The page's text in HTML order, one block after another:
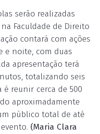
serão realizadas
Faculdade de Direito
contará com ações
e noite, com duas
apresentação terá
totalizando seis
reunir cerca de 500
aproximadamente
público total de até
(Maria Clara